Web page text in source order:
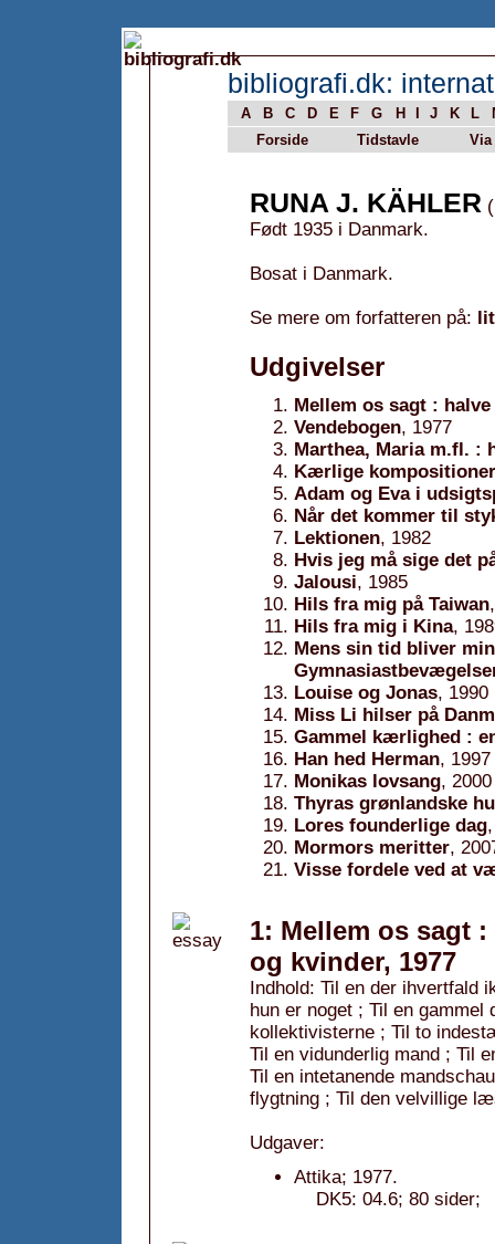
bibliografi.dk:
A B C D E F G H J K L
Forside
Tidstavle Via
RUNA J. KÄHLER
Født 1935 i Danmark.
Bosat i Danmark.
Se mere om forfatteren på:
Udgivelser
Mellem os sagt :
Vendebogen, 1977
Marthea, Maria m.fl. :
Kærlige kompositioner
Adam og Eva i
Når det kommer til
Lektionen, 1982
Hvis jeg må sige det
Jalousi, 1985
Hils fra mig på Taiwan
Hils fra mig i Kina,
Mens sin tid bliver
Louise og Jonas, 1990
Miss Li hilser på
Gammel kærlighed :
Han hed Herman, 1997
Monikas lovsang, 2000
Thyras grønlandske
Lores founderlige dag
Mormors meritter,
Visse fordele ved at
1: Mellem os sagt
og kvinder, 1977
Indhold: Til en der ihvertfald
hun er noget ; Til en
kollektivisterne ; Til to
Til en vidunderlig mand ; Til
Til en intetanende
flygtning ; Til den velvillige
Udgaver:
Attika; 1977.
DK5: 04.6; 80 sider;